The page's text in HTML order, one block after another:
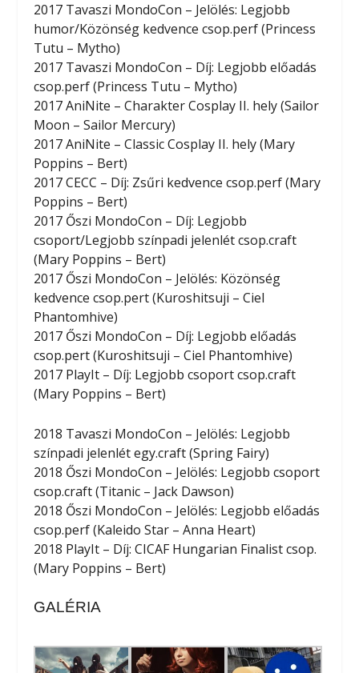
2017 Tavaszi MondoCon – Jelölés: Legjobb
humor/Közönség kedvence csop.perf (Princess
Tutu – Mytho)
2017 Tavaszi MondoCon – Díj: Legjobb előadás
csop.perf (Princess Tutu – Mytho)
2017 AniNite – Charakter Cosplay II. hely (Sailor
Moon – Sailor Mercury)
2017 AniNite – Classic Cosplay II. hely (Mary
Poppins – Bert)
2017 CECC – Díj: Zsűri kedvence csop.perf (Mary
Poppins – Bert)
2017 Őszi MondoCon – Díj: Legjobb
csoport/Legjobb színpadi jelenlét csop.craft
(Mary Poppins – Bert)
2017 Őszi MondoCon – Jelölés: Közönség
kedvence csop.pert (Kuroshitsuji – Ciel
Phantomhive)
2017 Őszi MondoCon – Díj: Legjobb előadás
csop.pert (Kuroshitsuji – Ciel Phantomhive)
2017 PlayIt – Díj: Legjobb csoport csop.craft
(Mary Poppins – Bert)
2018 Tavaszi MondoCon – Jelölés: Legjobb
színpadi jelenlét egy.craft (Spring Fairy)
2018 Őszi MondoCon – Jelölés: Legjobb csoport
csop.craft (Titanic – Jack Dawson)
2018 Őszi MondoCon – Jelölés: Legjobb előadás
csop.perf (Kaleido Star – Anna Heart)
2018 PlayIt – Díj: CICAF Hungarian Finalist csop.
(Mary Poppins – Bert)
GALÉRIA